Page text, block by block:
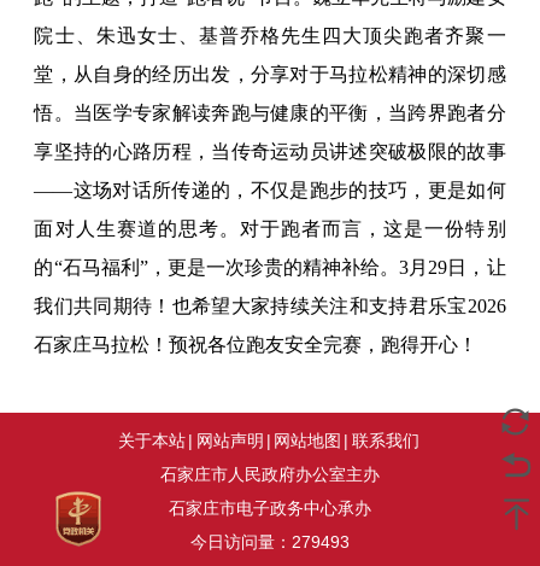
院士、朱迅女士、基普乔格先生四大顶尖跑者齐聚一
堂，从自身的经历出发，分享对于马拉松精神的深切感
悟。当医学专家解读奔跑与健康的平衡，当跨界跑者分
享坚持的心路历程，当传奇运动员讲述突破极限的故事
——这场对话所传递的，不仅是跑步的技巧，更是如何
面对人生赛道的思考。对于跑者而言，这是一份特别
的“石马福利”，更是一次珍贵的精神补给。3月29日，让
我们共同期待！也希望大家持续关注和支持君乐宝2026
石家庄马拉松！预祝各位跑友安全完赛，跑得开心！
关于本站| 网站声明 | 网站地图 | 联系我们
石家庄市人民政府办公室主办
石家庄市电子政务中心承办
今日访问量： 279493